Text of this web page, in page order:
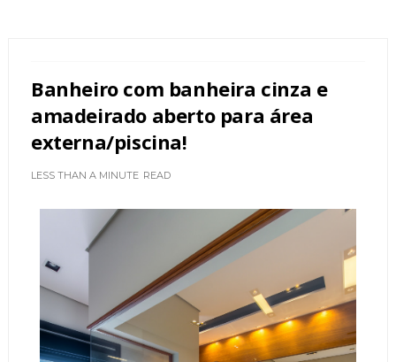
Banheiro com banheira cinza e
amadeirado aberto para área
externa/piscina!
LESS THAN A MINUTE READ